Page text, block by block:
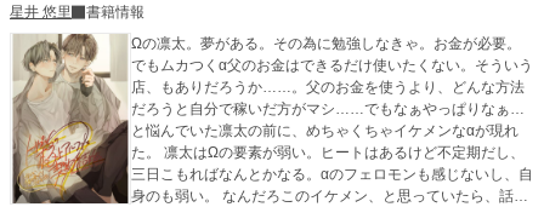
星井 悠里
書籍情報
Ωの凛太。夢がある。その為に勉強しなきゃ。お金が必要。
でもムカつくα父のお金はできるだけ使いたくない。そういう
店、もありだろうか……。父のお金を使うより、どんな方法
だろうと自分で稼いだ方がマシ……でもなぁやっぱりなぁ…
と悩んでいた凛太の前に、めちゃくちゃイケメンなαが現れ
た。 凛太はΩの要素が弱い。ヒートはあるけど不定期だし、
三日こもればなんとかなる。αのフェロモンも感じないし、自
身のも弱い。 なんだろこのイケメン、と思っていたら、話し